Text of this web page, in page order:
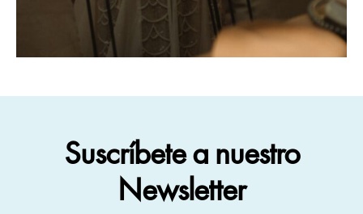
Suscríbete a nuestro
Newsletter